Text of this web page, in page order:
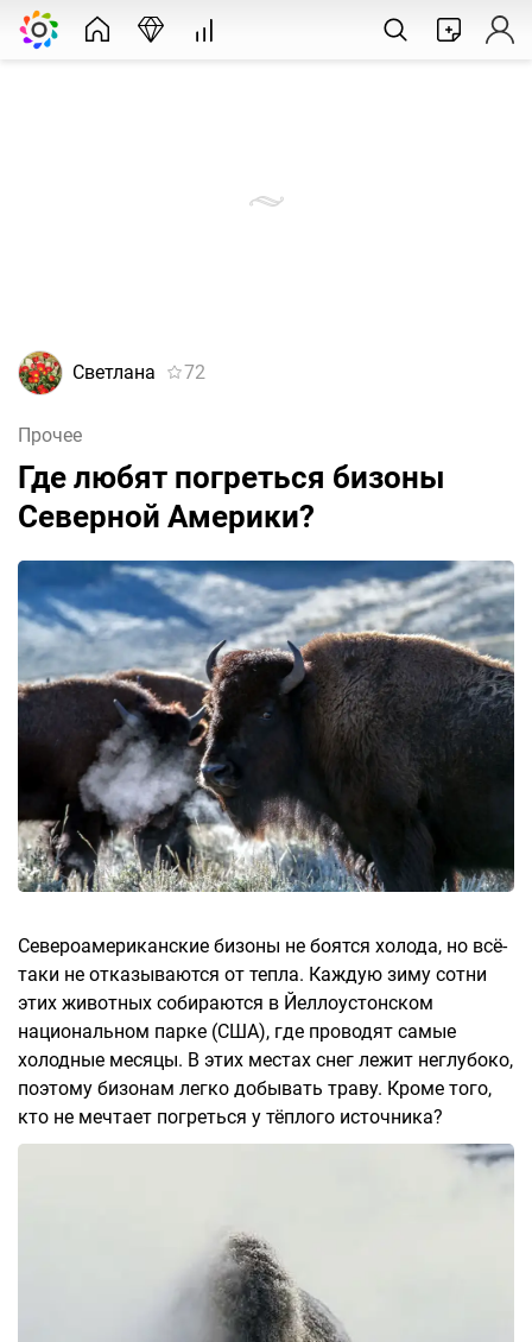
Светлана 72
Прочее
Где любят погреться бизоны
Северной Америки?
Североамериканские бизоны не боятся холода, но всё-
таки не отказываются от тепла. Каждую зиму сотни
этих животных собираются в Йеллоустонском
национальном парке (США), где проводят самые
холодные месяцы. В этих местах снег лежит неглубоко,
поэтому бизонам легко добывать траву. Кроме того,
кто не мечтает погреться у тёплого источника?